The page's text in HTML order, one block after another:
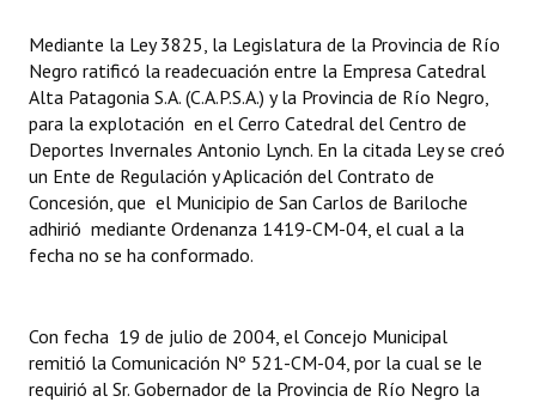
Mediante la Ley 3825, la Legislatura de la Provincia de Río
Negro ratificó la readecuación entre la Empresa Catedral
Alta Patagonia S.A. (C.A.P.S.A.) y la Provincia de Río Negro,
para la explotación en el Cerro Catedral del Centro de
Deportes Invernales Antonio Lynch. En la citada Ley se creó
un Ente de Regulación y Aplicación del Contrato de
Concesión, que el Municipio de San Carlos de Bariloche
adhirió mediante Ordenanza 1419-CM-04, el cual a la
fecha no se ha conformado.
Con fecha 19 de julio de 2004, el Concejo Municipal
remitió la Comunicación Nº 521-CM-04, por la cual se le
requirió al Sr. Gobernador de la Provincia de Río Negro la